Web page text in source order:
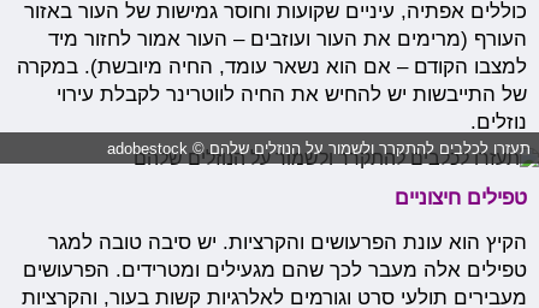
כוללים אפתיה, עיניים שקועות וחוסר גמישות של העור באזור
העורף (מרימים את העור ועוזבים – העור אמור לחזור מיד
למצבו הקודם – אם הוא נשאר עומד, החיה מיובשת). במקרה
של התייבשות יש להחיש את החיה לווטרינר לקבלת עירוי
נוזלים.
תעזרו לכלבים להתקרר ולשמור על הנוזלים שלהם © adobestock
טפילים חיצוניים
הקיץ הוא עונת הפרעושים והקרציות. יש סיבה טובה למגר
טפילים אלה מעבר לכך שהם מגעילים ומטרידים. הפרעושים
מעבירים תולעי סרט וגורמים לאלרגיות קשות בעור, והקרציות